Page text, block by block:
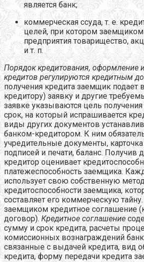
является банк;
коммерческая ссуда, т. е.
целей, при котором заемщиком
предприятия товарищество,
и т. п.
Порядок кредитования, оформление
кредитов регулируются кредитным
получения кредита заемщик подает
кредитору) заявку и другие
заявке указываются цель
срок, на который испрашивается
виды других документов
банком-кредитором. К ним
учредительные документы,
подписей и печати, баланс. Получив
кредитор оценивает
платежеспособность заемщика.
использует свою собственную
кредитоспособности заемщика,
составляет его коммерческую
заемщиком кредитное соглашение
договор). Кредитное соглашение
сумму и срок кредита, расчеты
комиссионных вознаграждений
связанные с выдачей кредита, вид
кредита, форму передачи кредита